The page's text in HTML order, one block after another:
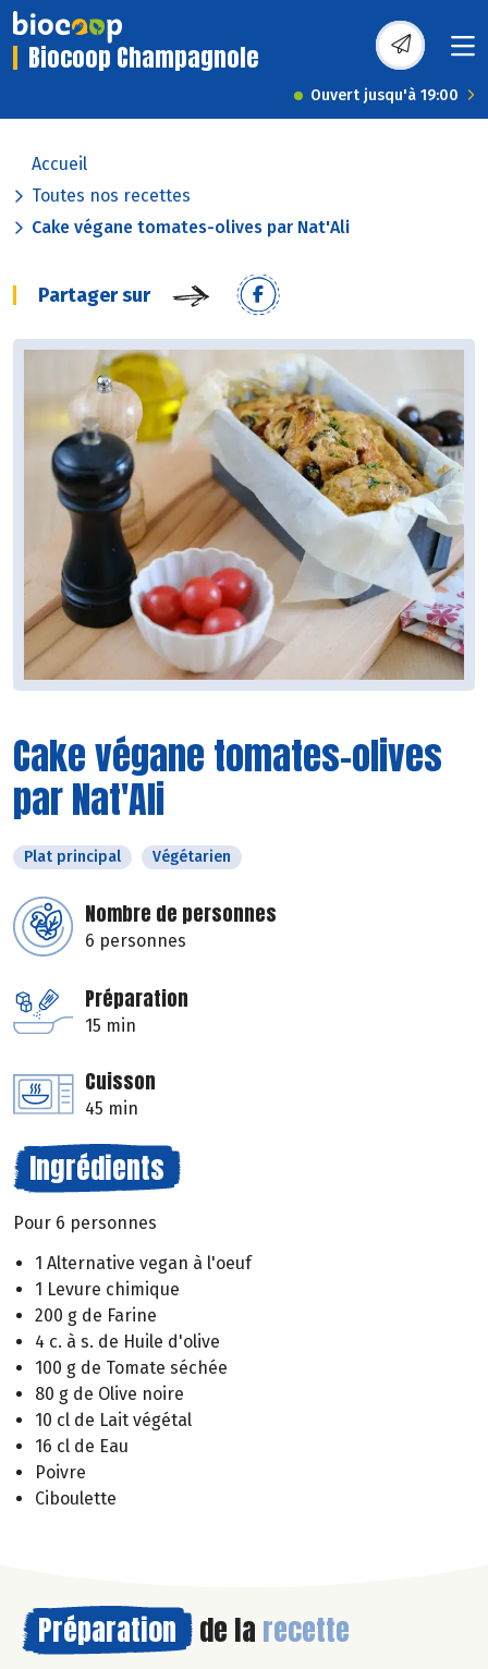
Biocoop Champagnole
Ouvert jusqu'à 19:00
Accueil
Toutes nos recettes
Cake végane tomates-olives par Nat'Ali
Partager sur
Cake végane tomates-olives
par Nat'Ali
Plat principal Végétarien
Nombre de personnes
6 personnes
Préparation
15 min
Cuisson
45 min
Ingrédients
Pour 6 personnes
1 Alternative vegan à l'oeuf
1 Levure chimique
200 g de Farine
4 c. à s. de Huile d'olive
100 g de Tomate séchée
80 g de Olive noire
10 cl de Lait végétal
16 cl de Eau
Poivre
Ciboulette
Préparation de la recette